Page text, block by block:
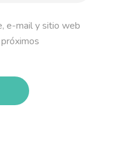
e-mail y sitio web